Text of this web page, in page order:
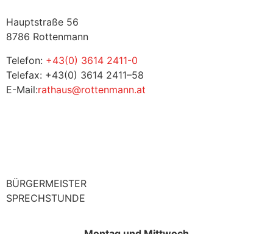
Hauptstraße 56
8786 Rottenmann
Telefon: +43(0) 3614 2411-0
Telefax: +43(0) 3614 2411–58
E-Mail:rathaus@rottenmann.at
BÜRGERMEISTER
SPRECHSTUNDE